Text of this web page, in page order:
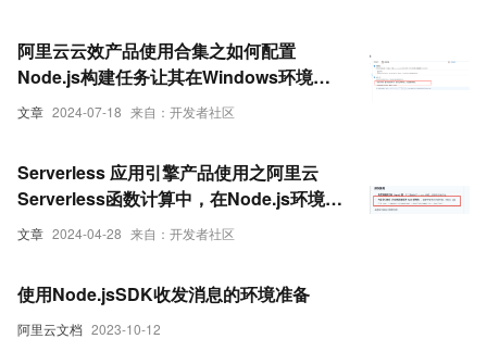
文章 2024-07-18 来自：开发者社区
阿里云云效产品使用合集之如何配置
Node.js构建任务让其在Windows环境中
进行
文章 2024-04-28 来自：开发者社区
Serverless 应用引擎产品使用之阿里云
Serverless函数计算中，在Node.js环境中
执行jar文件如何解决
阿里云文档 2023-10-12
使用Node.jsSDK收发消息的环境准备